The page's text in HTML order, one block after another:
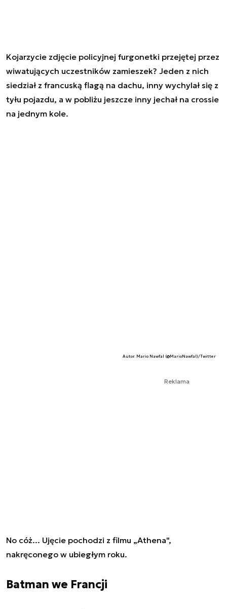
Kojarzycie zdjęcie policyjnej furgonetki przejętej przez
wiwatujących uczestników zamieszek? Jeden z nich
siedział z francuską flagą na dachu, inny wychylał się z
tyłu pojazdu, a w pobliżu jeszcze inny jechał na crossie
na jednym kole.
Autor. Mario Nawfal (@MarioNawfal)/Twitter
Reklama
No cóż... Ujęcie pochodzi z filmu „Athena",
nakręconego w ubiegłym roku.
Batman we Francji